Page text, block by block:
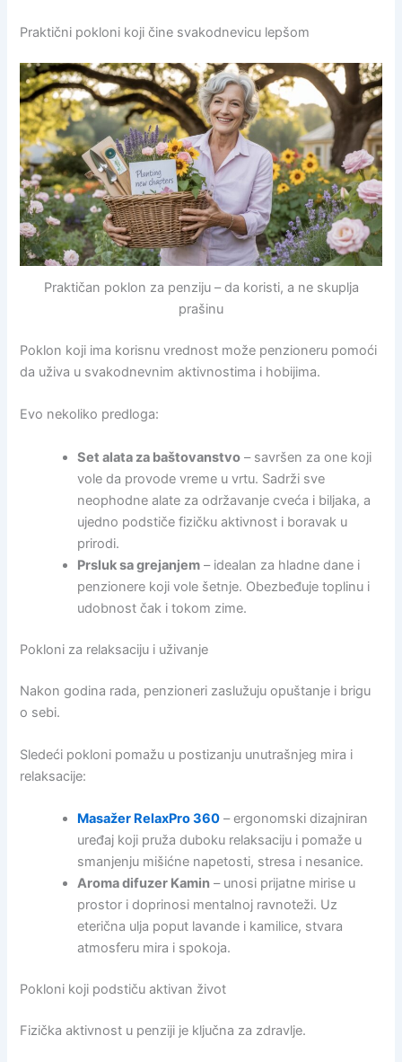
Praktični pokloni koji čine svakodnevicu lepšom
Praktičan poklon za penziju – da koristi, a ne skuplja
prašinu
Poklon koji ima korisnu vrednost može penzioneru pomoći
da uživa u svakodnevnim aktivnostima i hobijima.
Evo nekoliko predloga:
Set alata za baštovanstvo – savršen za one koji
vole da provode vreme u vrtu. Sadrži sve
neophodne alate za održavanje cveća i biljaka, a
ujedno podstiče fizičku aktivnost i boravak u
prirodi.
Prsluk sa grejanjem – idealan za hladne dane i
penzionere koji vole šetnje. Obezbeđuje toplinu i
udobnost čak i tokom zime.
Pokloni za relaksaciju i uživanje
Nakon godina rada, penzioneri zaslužuju opuštanje i brigu
o sebi.
Sledeći pokloni pomažu u postizanju unutrašnjeg mira i
relaksacije:
Masažer RelaxPro 360 – ergonomski dizajniran
uređaj koji pruža duboku relaksaciju i pomaže u
smanjenju mišićne napetosti, stresa i nesanice.
Aroma difuzer Kamin – unosi prijatne mirise u
prostor i doprinosi mentalnoj ravnoteži. Uz
eterična ulja poput lavande i kamilice, stvara
atmosferu mira i spokoja.
Pokloni koji podstiču aktivan život
Fizička aktivnost u penziji je ključna za zdravlje.